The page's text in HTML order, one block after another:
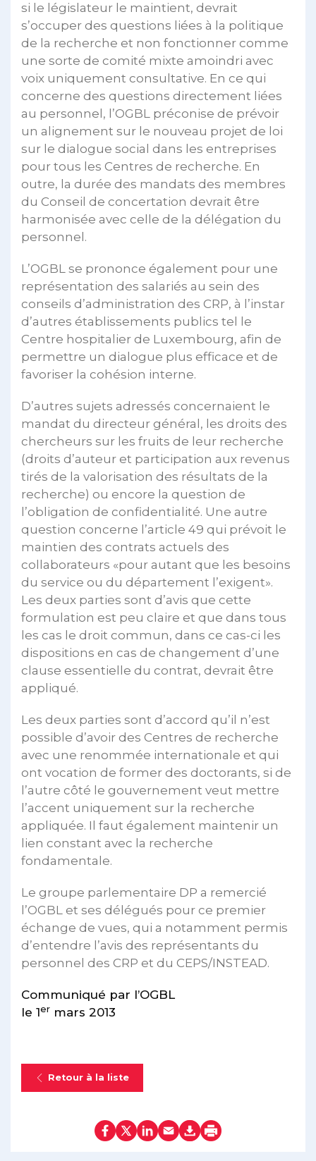
si le législateur le maintient, devrait
s’occuper des questions liées à la politique
de la recherche et non fonctionner comme
une sorte de comité mixte amoindri avec
voix uniquement consultative. En ce qui
concerne des questions directement liées
au personnel, l’OGBL préconise de prévoir
un alignement sur le nouveau projet de loi
sur le dialogue social dans les entreprises
pour tous les Centres de recherche. En
outre, la durée des mandats des membres
du Conseil de concertation devrait être
harmonisée avec celle de la délégation du
personnel.
L’OGBL se prononce également pour une
représentation des salariés au sein des
conseils d’administration des CRP, à l’instar
d’autres établissements publics tel le
Centre hospitalier de Luxembourg, afin de
permettre un dialogue plus efficace et de
favoriser la cohésion interne.
D’autres sujets adressés concernaient le
mandat du directeur général, les droits des
chercheurs sur les fruits de leur recherche
(droits d’auteur et participation aux revenus
tirés de la valorisation des résultats de la
recherche) ou encore la question de
l’obligation de confidentialité. Une autre
question concerne l’article 49 qui prévoit le
maintien des contrats actuels des
collaborateurs «pour autant que les besoins
du service ou du département l’exigent».
Les deux parties sont d’avis que cette
formulation est peu claire et que dans tous
les cas le droit commun, dans ce cas-ci les
dispositions en cas de changement d’une
clause essentielle du contrat, devrait être
appliqué.
Les deux parties sont d’accord qu’il n’est
possible d’avoir des Centres de recherche
avec une renommée internationale et qui
ont vocation de former des doctorants, si de
l’autre côté le gouvernement veut mettre
l’accent uniquement sur la recherche
appliquée. Il faut également maintenir un
lien constant avec la recherche
fondamentale.
Le groupe parlementaire DP a remercié
l’OGBL et ses délégués pour ce premier
échange de vues, qui a notamment permis
d’entendre l’avis des représentants du
personnel des CRP et du CEPS/INSTEAD.
Communiqué par l’OGBL
le 1er mars 2013
Retour à la liste